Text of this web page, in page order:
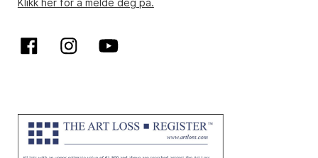
Klikk her for å melde deg på.